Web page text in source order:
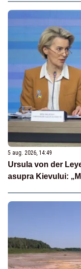
5 aug. 2026, 14:49
Ursula von der
asupra Kievului: